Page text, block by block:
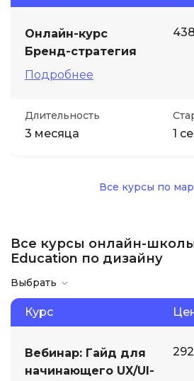
Онлайн-курс
Бренд-стратегия
Подробнее
Длительность
3 месяца 1
Все курсы по
Все курсы онлайн-
Education по дизайну
Выбрать
Курс
Вебинар: Гайд для
начинающего UX/UI-
Детям